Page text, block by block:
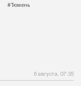
#Тюмень
6 августа, 07:35